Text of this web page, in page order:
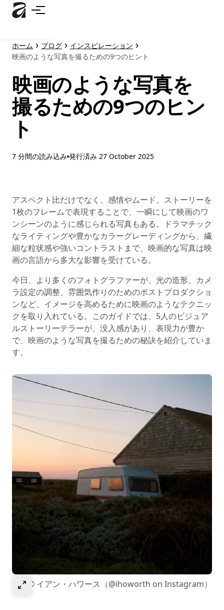
コ ホーム ブログ
インスピレーション
映画のような写真を撮るための9つのヒント
映画のような写真を
撮るための9つのヒン
ト
7 分間の読み込み 発行済み 27 October 2025
アスペクト比だけでなく、感情やムード、ストーリーを
1枚のフレームで表現することで、一瞬にして映画のワ
ンシーンのように感じられる写真もある。ドラマチック
なライティングや豊かなカラーグレーディングから、繊
細な粒状感や強いコントラストまで、映画的な写真は映
画の言語から多大な影響を受けている。
今日、より多くのフォトグラファーが、光の造形、カメ
ラ設定の調整、雰囲気作りのためのポストプロダクショ
ンなど、イメージを高めるために映画のようなテクニッ
クを取り入れている。このガイドでは、5人のビジュア
ルストーリーテラーが、没入感があり、表現力が豊か
で、映画のような写真を撮るための秘訣を紹介していま
す。
Select to expand image
画像© イアン・ハワース（@ihoworth on Instagram）